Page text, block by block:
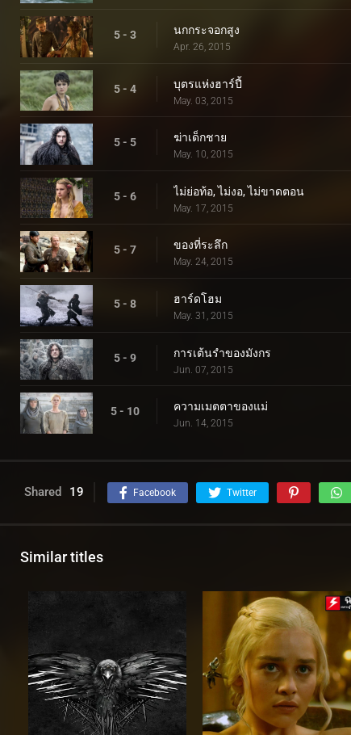
5 - 3 นกกระจอกสูง
Apr. 26, 2015
5 - 4 บุตรแห่งฮาร์ปี้
May. 03, 2015
5 - 5 ฆ่าเด็กชาย
May. 10, 2015
5 - 6 ไม่ย่อท้อ, ไม่งอ, ไม่ขาดตอน
May. 17, 2015
5 - 7 ของที่ระลึก
May. 24, 2015
5 - 8 ฮาร์ดโฮม
May. 31, 2015
5 - 9 การเต้นรำของมังกร
Jun. 07, 2015
5 - 10 ความเมตตาของแม่
Jun. 14, 2015
Shared 19 Facebook Twitter
Similar titles